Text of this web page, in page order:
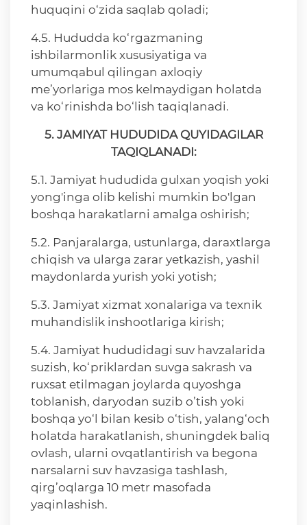
huquqini o‘zida saqlab qoladi;
4.5. Hududda ko‘rgazmaning
ishbilarmonlik xususiyatiga va
umumqabul qilingan axloqiy
me’yorlariga mos kelmaydigan holatda
va ko‘rinishda bo‘lish taqiqlanadi.
5. JAMIYAT HUDUDIDA QUYIDAGILAR
TAQIQLANADI:
5.1. Jamiyat hududida gulxan yoqish yoki
yong'inga olib kelishi mumkin bo'lgan
boshqa harakatlarni amalga oshirish;
5.2. Panjaralarga, ustunlarga, daraxtlarga
chiqish va ularga zarar yetkazish, yashil
maydonlarda yurish yoki yotish;
5.3. Jamiyat xizmat xonalariga va texnik
muhandislik inshootlariga kirish;
5.4. Jamiyat hududidagi suv havzalarida
suzish, ko‘priklardan suvga sakrash va
ruxsat etilmagan joylarda quyoshga
toblanish, daryodan suzib o’tish yoki
boshqa yo‘l bilan kesib o‘tish, yalang‘och
holatda harakatlanish, shuningdek baliq
ovlash, ularni ovqatlantirish va begona
narsalarni suv havzasiga tashlash,
qirg’oqlarga 10 metr masofada
yaqinlashish.